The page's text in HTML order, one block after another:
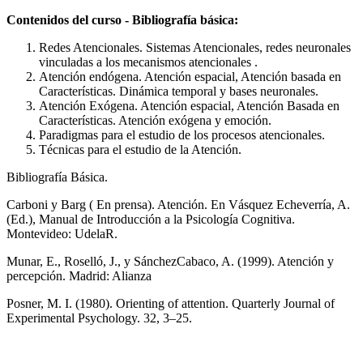
Contenidos del curso - Bibliografía básica:
Redes Atencionales. Sistemas Atencionales, redes neuronales
vinculadas a los mecanismos atencionales .
Atención endógena. Atención espacial, Atención basada en
Características. Dinámica temporal y bases neuronales.
Atención Exógena. Atención espacial, Atención Basada en
Características. Atención exógena y emoción.
Paradigmas para el estudio de los procesos atencionales.
Técnicas para el estudio de la Atención.
Bibliografía Básica.
Carboni y Barg ( En prensa). Atención. En Vásquez Echeverría, A.
(Ed.), Manual de Introducción a la Psicología Cognitiva.
Montevideo: UdelaR.
Munar, E., Roselló, J., y Sánchez­Cabaco, A. (1999). Atención y
percepción. Madrid: Alianza
Posner, M. I. (1980). Orienting of attention. Quarterly Journal of
Experimental Psychology. 32, 3–25.